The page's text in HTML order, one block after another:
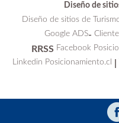
Diseño de
Diseño de sitios de
Google ADS-
RRSS Facebook
Linkedin Posicionamiento.cl